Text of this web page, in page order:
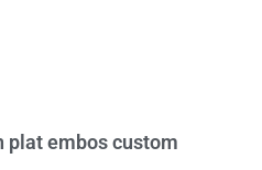
plat embos custom